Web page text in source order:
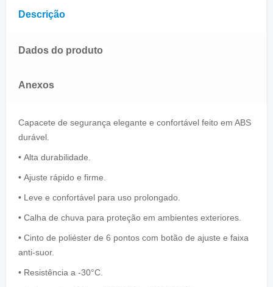
Descrição
Dados do produto
Anexos
Capacete de segurança elegante e confortável feito em ABS
durável.
• Alta durabilidade.
• Ajuste rápido e firme.
• Leve e confortável para uso prolongado.
• Calha de chuva para proteção em ambientes exteriores.
• Cinto de poliéster de 6 pontos com botão de ajuste e faixa
anti-suor.
• Resistência a -30°C.